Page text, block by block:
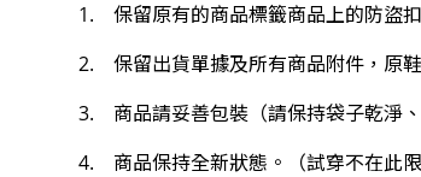
1. 保留原有的商品標籤商品上的防盜
2. 保留出貨單據及所有商品附件，原
3. 商品請妥善包裝（請保持袋子乾淨
4. 商品保持全新狀態。（試穿不在此限